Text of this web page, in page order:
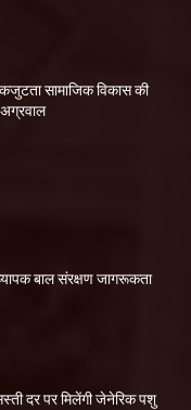
सामाजिक विकास की
बाल संरक्षण जागरूकता
दर पर मिलेंगी जेनेरिक पशु